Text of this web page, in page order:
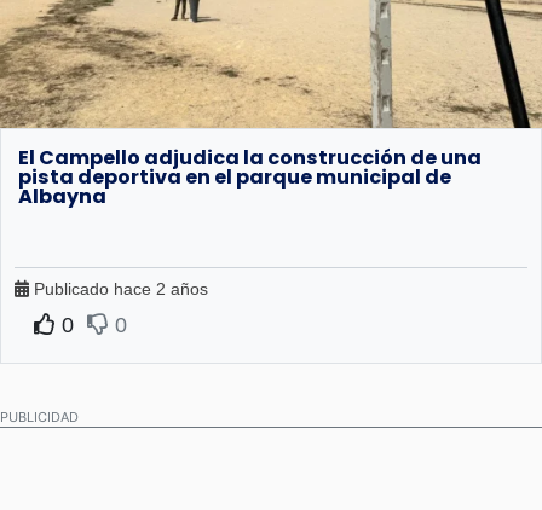
El Campello adjudica la construcción de una
pista deportiva en el parque municipal de
Albayna
Publicado hace 2 años
0 0
PUBLICIDAD